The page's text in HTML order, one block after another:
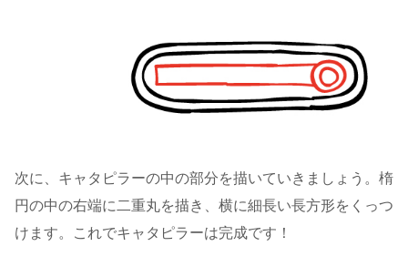
次に、キャタピラーの中の部分を描いていきましょう。楕
円の中の右端に二重丸を描き、横に細長い長方形をくっつ
けます。これでキャタピラーは完成です！